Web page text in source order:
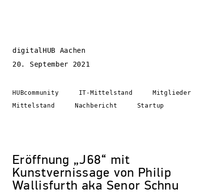
digitalHUB Aachen
20. September 2021
HUBcommunity IT-Mittelstand
Mitglieder
Mittelstand
Nachbericht Startup
Eröffnung „J68“ mit
Kunstvernissage von Philip
Wallisfurth aka Senor Schnu